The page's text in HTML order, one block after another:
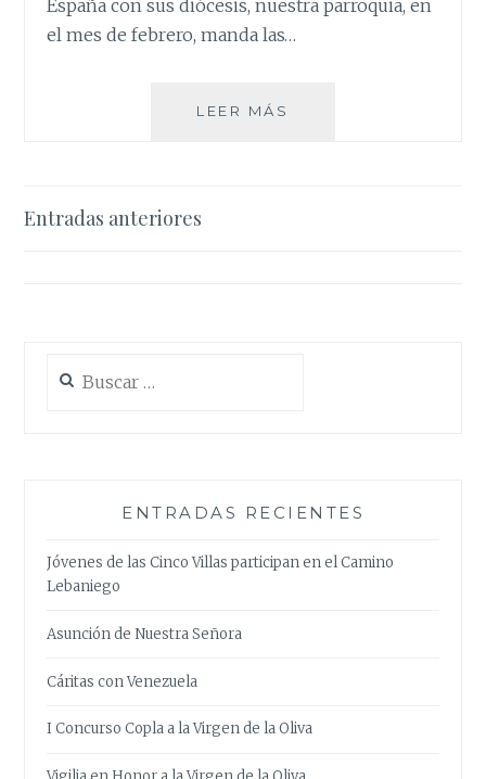
España con sus diócesis, nuestra parroquia, en
el mes de febrero, manda las…
LEER MÁS
Navegación
Entradas anteriores
ENTRADAS RECIENTES
Jóvenes de las Cinco Villas participan en el Camino
Lebaniego
Asunción de Nuestra Señora
Cáritas con Venezuela
I Concurso Copla a la Virgen de la Oliva